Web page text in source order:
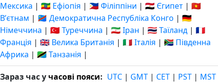
Мексика | 🇪🇹 Ефіопія | 🇵🇭 Філіппіни | 🇪🇬 Єгипет | 🇻🇳
Вʼєтнам | 🇨🇩 Демократична Республіка Конго | 🇩🇪
Німеччина | 🇹🇷 Туреччина | 🇮🇷 Іран | 🇹🇭 Таїланд | 🇫🇷
Франція | 🇬🇧 Велика Британія | 🇮🇹 Італія | 🇿🇦 Південна
Африка | 🇹🇿 Танзанія |
Зараз час у часові пояси: UTC | GMT | CET | PST | MST